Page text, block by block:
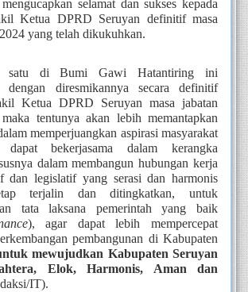
selamat dan sukses kepada
Ketua DPRD Seruyan definitif masa
yang telah dikukuhkan.
satu di Bumi Gawi Hatantiring ini
dengan diresmikannya secara definitif
Ketua DPRD Seruyan masa jabatan
tentunya akan lebih memantapkan
memperjuangkan aspirasi masyarakat
bekerjasama dalam kerangka
dalam membangun hubungan kerja
dan legislatif yang serasi dan harmonis
terjalin dan ditingkatkan, untuk
tata laksana pemerintah yang baik
),
agar dapat lebih mempercepat
pembangunan di Kabupaten
mewujudkan Kabupaten Seruyan
Elok, Harmonis, Aman dan
IT).